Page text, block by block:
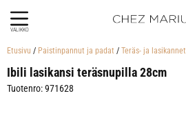
VALIKKO
Etusivu / Paistinpannut ja padat / Teräs- ja lasikannet
Ibili lasikansi teräsnupilla 28cm
Tuotenro: 971628